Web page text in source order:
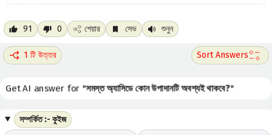
91 0 শেয়ার সেভ শুনুন
1 টি উত্তর
Get AI answer for "সমস্ত অ্যাসিডে কোন উপাদানটি অবশ্যই থাকবে?"
সম্পর্কিত :- কুইজ